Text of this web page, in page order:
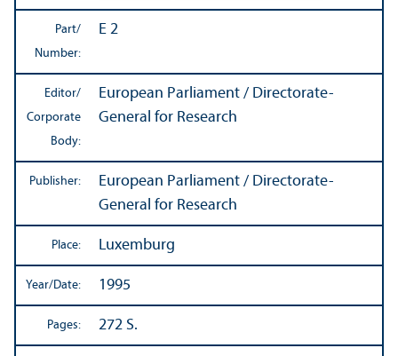
Part/
Number:
E 2
Editor/
Corporate
Body:
European Parliament / Directorate-
General for Research
Publisher:
European Parliament / Directorate-
General for Research
Place: Luxemburg
Year/Date: 1995
Pages: 272 S.